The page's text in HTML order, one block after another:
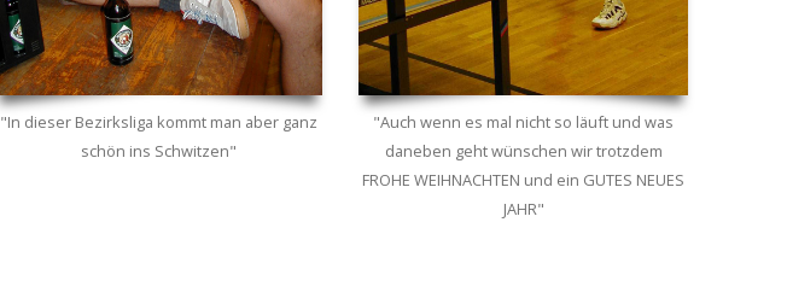
"In dieser Bezirksliga kommt man aber ganz
schön ins Schwitzen"
"Auch wenn es mal nicht so läuft und was
daneben geht wünschen wir trotzdem
FROHE WEIHNACHTEN und ein GUTES NEUES
JAHR"